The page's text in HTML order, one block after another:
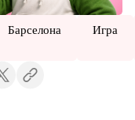
Барселона Игра